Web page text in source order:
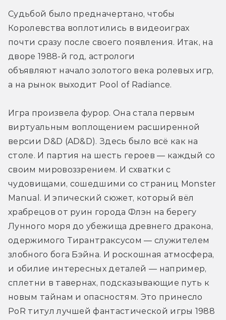
Судьбой было предначертано, чтобы
Королевства воплотились в видеоиграх
почти сразу после своего появления. Итак, на
дворе 1988-й год, астрологи
объявляют начало золотого века ролевых игр,
а на рынок выходит Pool of Radiance.
Игра произвела фурор. Она стала первым
виртуальным воплощением расширенной
версии D&D (AD&D). Здесь было всё как на
столе. И партия на шесть героев — каждый со
своим мировоззрением. И схватки с
чудовищами, сошедшими со страниц Monster
Manual. И эпический сюжет, который вёл
храбрецов от руин города Флэн на берегу
Лунного моря до убежища древнего дракона,
одержимого Тирантраксусом — служителем
злобного бога Бэйна. И роскошная атмосфера,
и обилие интересных деталей — например,
сплетни в тавернах, подсказывающие путь к
новым тайнам и опасностям. Это принесло
PoR титул лучшей фантастической игры 1988